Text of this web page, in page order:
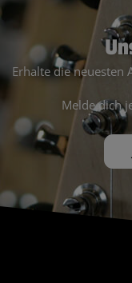
Erhalte die neuesten
Melde dich